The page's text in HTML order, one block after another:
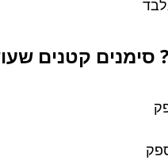
סימנים קטנים